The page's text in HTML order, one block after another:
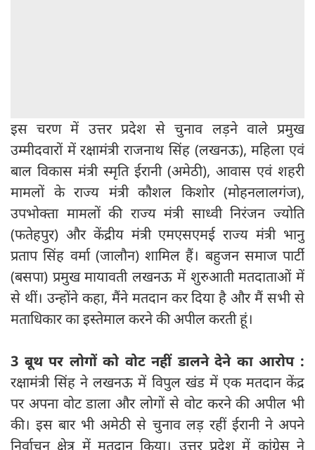
इस चरण में उत्तर प्रदेश से चुनाव लड़ने वाले प्रमुख
उम्मीदवारों में रक्षामंत्री राजनाथ सिंह (लखनऊ), महिला एवं
बाल विकास मंत्री स्मृति ईरानी (अमेठी), आवास एवं शहरी
मामलों के राज्य मंत्री कौशल किशोर (मोहनलालगंज),
उपभोक्ता मामलों की राज्य मंत्री साध्वी निरंजन ज्योति
(फतेहपुर) और केंद्रीय मंत्री एमएसएमई राज्य मंत्री भानु
प्रताप सिंह वर्मा (जालौन) शामिल हैं। बहुजन समाज पार्टी
(बसपा) प्रमुख मायावती लखनऊ में शुरुआती मतदाताओं में
से थीं। उन्होंने कहा, मैंने मतदान कर दिया है और मैं सभी से
मताधिकार का इस्तेमाल करने की अपील करती हूं।
3 बूथ पर लोगों को वोट नहीं डालने देने का आरोप :
रक्षामंत्री सिंह ने लखनऊ में विपुल खंड में एक मतदान केंद्र
पर अपना वोट डाला और लोगों से वोट करने की अपील भी
की। इस बार भी अमेठी से चुनाव लड़ रहीं ईरानी ने अपने
निर्वाचन क्षेत्र में मतदान किया। उत्तर प्रदेश में कांग्रेस ने